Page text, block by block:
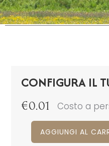
CONFIGURA IL
€0.01 Costo a
AGGIUNGI AL